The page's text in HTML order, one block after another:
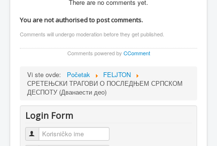
There are no comments yet.
You are not authorised to post comments.
Comments will undergo moderation before they get published.
Comments powered by CComment
Vi ste ovde: Početak
FELJTON
СРЕТЕЊСКИ ТРАГОВИ О ПОСЛЕДЊЕМ СРПСКОМ
ДЕСПОТУ (Дванаести део)
Login Form
Korisničko ime